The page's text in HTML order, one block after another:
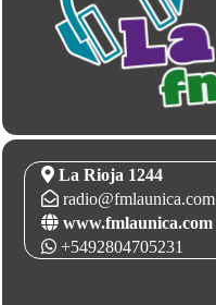
La Rioja 1244
radio@fmlaunica.com
www.fmlaunica.com
+5492804705231